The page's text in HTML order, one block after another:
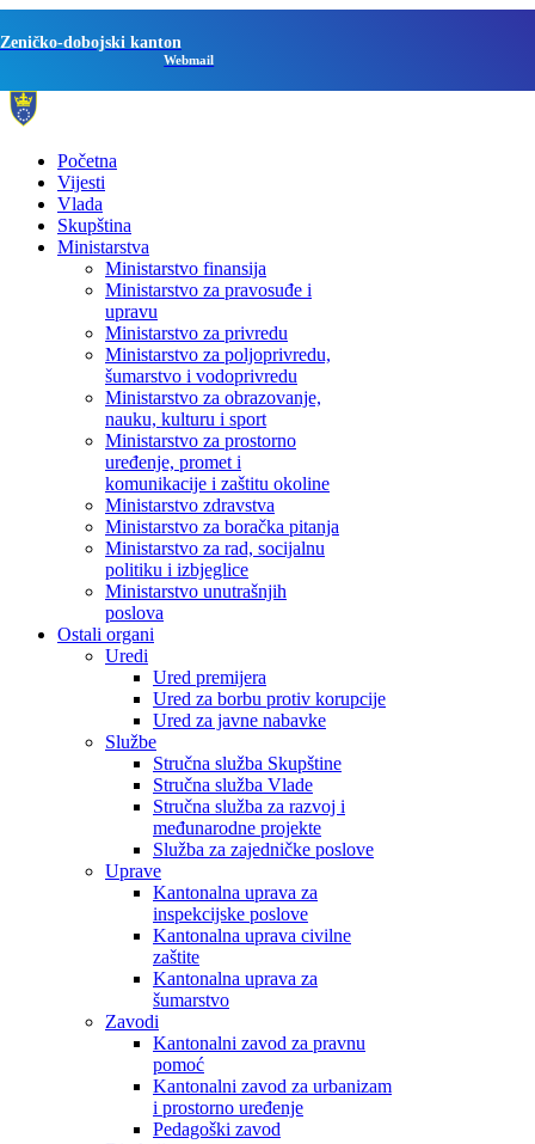
Zeničko-dobojski kanton
Webmail
Početna
Vijesti
Vlada
Skupština
Ministarstva
Ministarstvo finansija
Ministarstvo za pravosuđe i
upravu
Ministarstvo za privredu
Ministarstvo za poljoprivredu,
šumarstvo i vodoprivredu
Ministarstvo za obrazovanje,
nauku, kulturu i sport
Ministarstvo za prostorno
uređenje, promet i
komunikacije i zaštitu okoline
Ministarstvo zdravstva
Ministarstvo za boračka pitanja
Ministarstvo za rad, socijalnu
politiku i izbjeglice
Ministarstvo unutrašnjih
poslova
Ostali organi
Uredi
Ured premijera
Ured za borbu protiv korupcije
Ured za javne nabavke
Službe
Stručna služba Skupštine
Stručna služba Vlade
Stručna služba za razvoj i
međunarodne projekte
Služba za zajedničke poslove
Uprave
Kantonalna uprava za
inspekcijske poslove
Kantonalna uprava civilne
zaštite
Kantonalna uprava za
šumarstvo
Zavodi
Kantonalni zavod za pravnu
pomoć
Kantonalni zavod za urbanizam
i prostorno uređenje
Pedagoški zavod